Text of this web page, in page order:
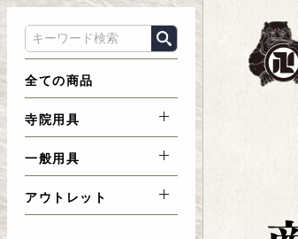
全ての商品
寺院用具
一般用具
アウトレット